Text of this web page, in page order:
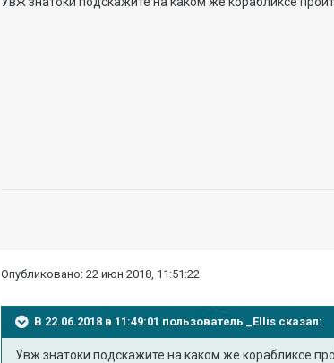
Опубликовано:22 июн 2018, 11:51:22
В 22.06.2018 в 11:49:01 пользователь _Ellis сказал:
Увж знатоки подскажите на каком же корабликсе